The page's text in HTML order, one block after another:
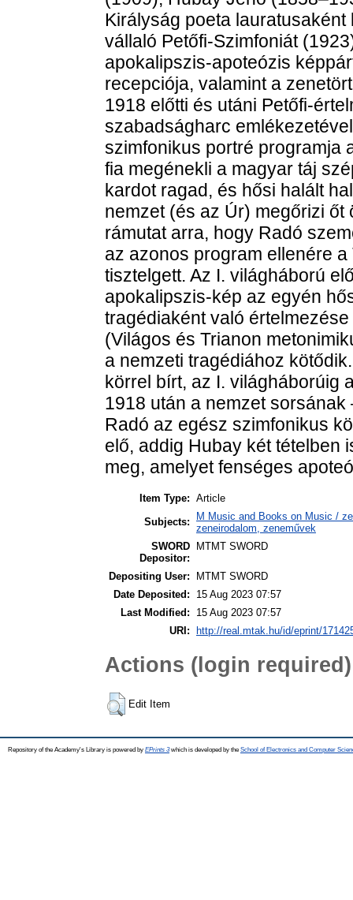
Királyság poeta
vállaló Petőfi-Szimfoniát
apokalipszis-apoteózis
recepciója, valamint a
1918 előtti és utáni Petőfi-
szabadságharc
szimfonikus portré programja
fia megénekli a magyar táj
kardot ragad, és hősi halált
nemzet (és az Úr) megőrizi
rámutat arra, hogy Radó
az azonos program ellenére
tisztelgett. Az I. világháború
apokalipszis-kép az egyén
tragédiaként való
(Világos és Trianon
a nemzeti tragédiához
körrel bírt, az I. világháborúig
1918 után a nemzet
Radó az egész szimfonikus
elő, addig Hubay két tételben
meg, amelyet fenséges
Item Type: Article
Subjects:
M Music and Books on Music /
zeneirodalom, zeneművek
SWORD
Depositor:
MTMT SWORD
Depositing User:
MTMT SWORD
Date Deposited:
15 Aug 2023 07:57
Last Modified:
15 Aug 2023 07:57
URI:
http://real.mtak.hu/id/eprint/
Actions (login required)
Edit Item
Repository of the Academy's Library is powered by EPrints 3which is developed by the School of Electronics and Computer